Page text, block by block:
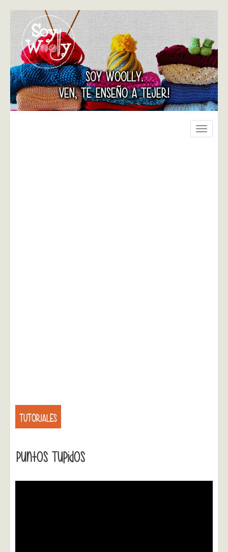
SOY WOOLLY.
VEN, TE ENSEÑO A TEJER!
Toggle
TUTORIALES
Puntos Tupidos